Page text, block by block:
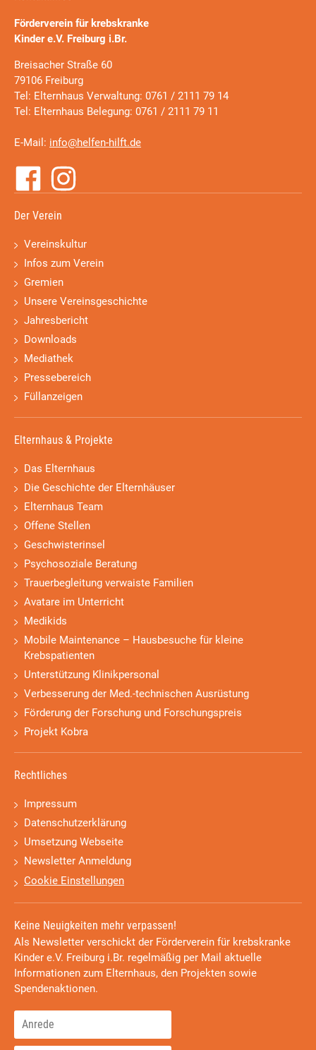
Förderverein für krebskranke
Kinder e.V. Freiburg i.Br.
Breisacher Straße 60
79106 Freiburg
Tel: Elternhaus Verwaltung: 0761 / 2111 79 14
Tel: Elternhaus Belegung: 0761 / 2111 79 11
E-Mail: info@helfen-hilft.de
Der Verein
Vereinskultur
Infos zum Verein
Gremien
Unsere Vereinsgeschichte
Jahresbericht
Downloads
Mediathek
Pressebereich
Füllanzeigen
Elternhaus & Projekte
Das Elternhaus
Die Geschichte der Elternhäuser
Elternhaus Team
Offene Stellen
Geschwisterinsel
Psychosoziale Beratung
Trauerbegleitung verwaiste Familien
Avatare im Unterricht
Medikids
Mobile Maintenance – Hausbesuche für kleine
Krebspatienten
Unterstützung Klinikpersonal
Verbesserung der Med.-technischen Ausrüstung
Förderung der Forschung und Forschungspreis
Projekt Kobra
Rechtliches
Impressum
Datenschutzerklärung
Umsetzung Webseite
Newsletter Anmeldung
Cookie Einstellungen
Keine Neuigkeiten mehr verpassen!
Als Newsletter verschickt der Förderverein für krebskranke
Kinder e.V. Freiburg i.Br. regelmäßig per Mail aktuelle
Informationen zum Elternhaus, den Projekten sowie
Spendenaktionen.